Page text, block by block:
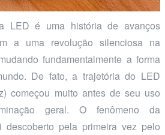
LED é uma história de avanços
a uma revolução silenciosa na
fundamentalmente a forma
De fato, a trajetória do LED
começou muito antes de seu uso
geral. O fenômeno da
descoberto pela primeira vez pelo